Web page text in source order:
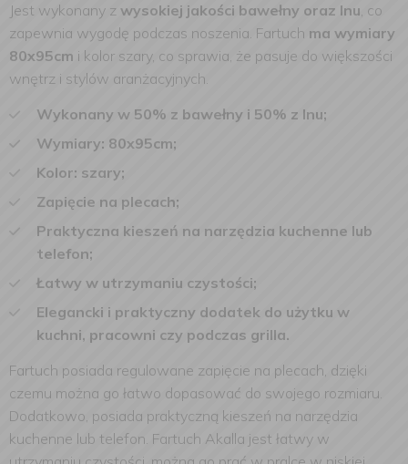
Jest wykonany z wysokiej jakości bawełny oraz lnu, co
zapewnia wygodę podczas noszenia. Fartuch ma wymiary
80x95cm i kolor szary, co sprawia, że pasuje do większości
wnętrz i stylów aranżacyjnych.
Wykonany w 50% z bawełny i 50% z lnu;
Wymiary: 80x95cm;
Kolor: szary;
Zapięcie na plecach;
Praktyczna kieszeń na narzędzia kuchenne lub
telefon;
Łatwy w utrzymaniu czystości;
Elegancki i praktyczny dodatek do użytku w
kuchni, pracowni czy podczas grilla.
Fartuch posiada regulowane zapięcie na plecach, dzięki
czemu można go łatwo dopasować do swojego rozmiaru.
Dodatkowo, posiada praktyczną kieszeń na narzędzia
kuchenne lub telefon. Fartuch Akalla jest łatwy w